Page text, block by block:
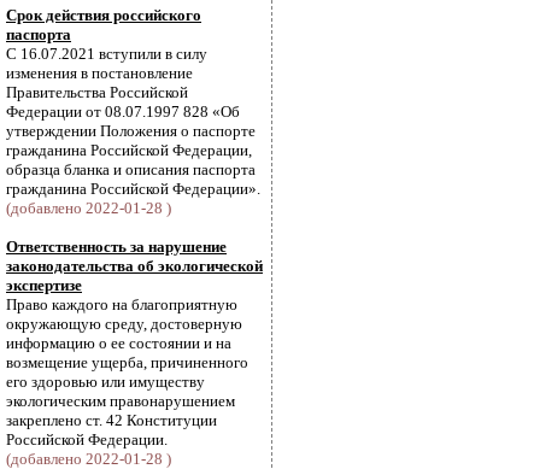
Срок действия российского
паспорта
С 16.07.2021 вступили в силу
изменения в постановление
Правительства Российской
Федерации от 08.07.1997 828 «Об
утверждении Положения о паспорте
гражданина Российской Федерации,
образца бланка и описания паспорта
гражданина Российской Федерации».
(добавлено 2022-01-28 )
Ответственность за нарушение
законодательства об экологической
экспертизе
Право каждого на благоприятную
окружающую среду, достоверную
информацию о ее состоянии и на
возмещение ущерба, причиненного
его здоровью или имуществу
экологическим правонарушением
закреплено ст. 42 Конституции
Российской Федерации.
(добавлено 2022-01-28 )